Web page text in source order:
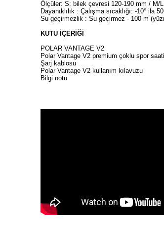
Ölçüler: S: bilek çevresi 120-190 mm / M/
Dayanıklılık : Çalışma sıcaklığı: -10°
Su geçirmezlik : Su geçirmez - 100 m
KUTU İÇERİĞİ
POLAR VANTAGE V2
Polar Vantage V2 premium çoklu spor saati
Şarj kablosu
Polar Vantage V2 kullanım kılavuzu
Bilgi notu